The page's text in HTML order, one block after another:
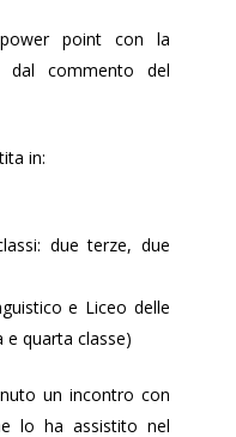
point con la
dal commento del
in:
due terze, due
e Liceo delle
e quarta classe)
un incontro con
lo ha assistito nel